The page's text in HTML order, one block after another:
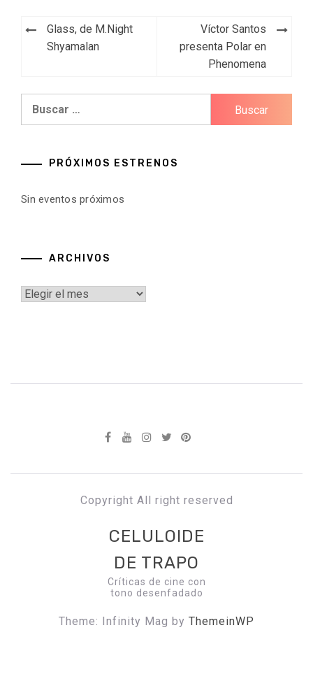
Navegación
Glass, de M.Night
Shyamalan
Víctor Santos
presenta Polar en
Phenomena
PRÓXIMOS ESTRENOS
Sin eventos próximos
ARCHIVOS
Archivos
Copyright All right reserved
CELULOIDE
DE TRAPO
Críticas de cine con
tono desenfadado
Theme: Infinity Mag by ThemeinWP